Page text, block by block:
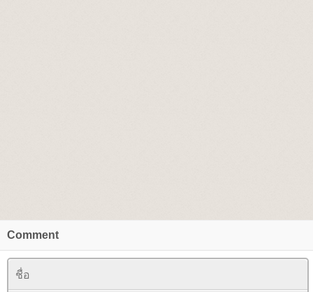
Comment